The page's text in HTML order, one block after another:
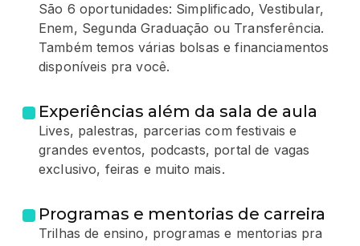
São 6 oportunidades: Simplificado, Vestibular,
Enem, Segunda Graduação ou Transferência.
Também temos várias bolsas e financiamentos
disponíveis pra você.
Experiências além da sala de aula
Lives, palestras, parcerias com festivais e
grandes eventos, podcasts, portal de vagas
exclusivo, feiras e muito mais.
Programas e mentorias de carreira
Trilhas de ensino, programas e mentorias pra